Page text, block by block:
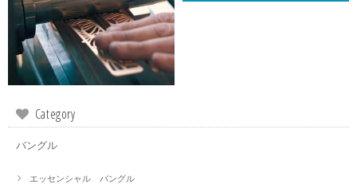
Category
バングル
エッセンシャル バングル